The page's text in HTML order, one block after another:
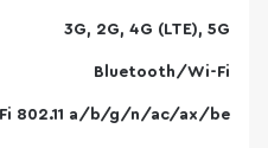
3G, 2G, 4G (LTE), 5G
Bluetooth/Wi-Fi
802.11 a/b/g/n/ac/ax/be